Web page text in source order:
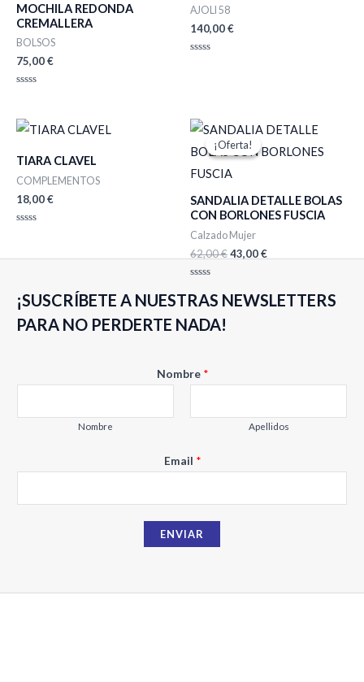
MOCHILA REDONDA
CREMALLERA
BOLSOS
75,00€
de
5
AJOLI 58
140,00€
TIARA CLAVEL
COMPLEMENTOS
18,00€
de
¡Oferta!
¡Oferta!
SANDALIA DETALLE BOLAS
CON BORLONES FUSCIA
Calzado Mujer
62,00€
El
precio
original
62,00 €.
43,00€
El
precio
actual
con
0
5
¡SUSCRÍBETE A NUESTRAS NEWSLETTERS
PARA NO PERDERTE NADA!
m
N
m
b
r
Nombre *
Nombre Apellidos
Email *
ENVIAR